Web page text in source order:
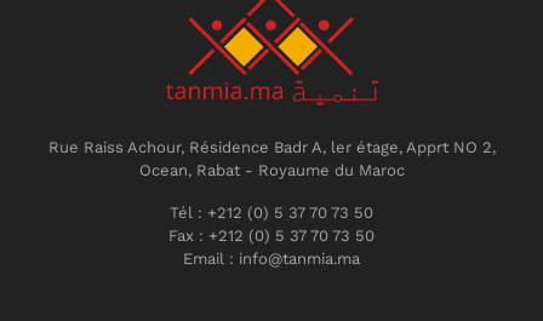
Rue Raiss Achour, Résidence Badr A, ler étage, Apprt NO 2,
Ocean, Rabat - Royaume du Maroc
Tél : +212 (0) 5 37 70 73 50
Fax : +212 (0) 5 37 70 73 50
Email : info@tanmia.ma